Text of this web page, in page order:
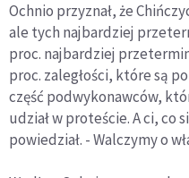
Ochnio przyznał, że
ale tych najbardziej
proc. najbardziej
proc. zaległości, które są
część podwykonawców,
udział w proteście. A ci, co
powiedział. - Walczymy o